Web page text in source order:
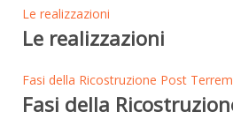
Le realizzazioni
Le realizzazioni
Fasi della Ricostruzione Post
Fasi della